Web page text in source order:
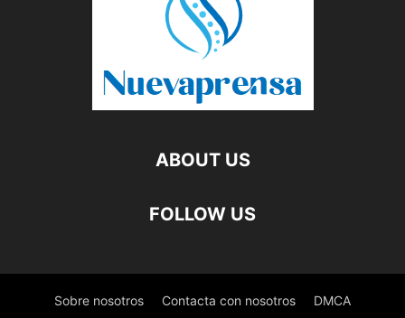
ABOUT US
FOLLOW US
Sobre nosotros Contacta con nosotros DMCA